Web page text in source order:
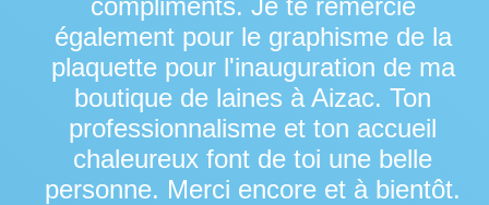
également pour le graphisme de la
plaquette pour l'inauguration de ma
boutique de laines à Aizac. Ton
professionnalisme et ton accueil
chaleureux font de toi une belle
personne. Merci encore et à bientôt.